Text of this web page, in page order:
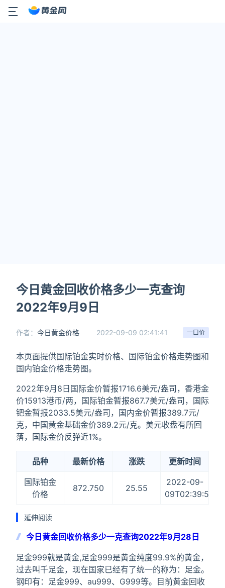
今日黄金回收价格多少一克查询
2022年9月9日
一口价
作者： 今日黄金价格 2022-09-09 02:41:41
本页面提供国际铂金实时价格、国际铂金价格走势图和
国内铂金价格走势图。
2022年9月8日国际金价暂报1716.6美元/盎司，香港金
价15913港币/两，国际铂金暂报867.7美元/盎司，国际
钯金暂报2033.5美元/盎司，国内金价暂报389.7元/
克，中国黄金基础金价389.2元/克。美元收盘有所回
落，国际金价反弹近1%。
品种 最新价格 涨跌 更新时间
国际铂金
价格
872.750 25.55
2022-09-
09T02:39:58
延伸阅读
今日黄金回收价格多少一克查询2022年9月28日
足金999就是黄金,足金999是黄金纯度99.9%的黄金，
过去叫千足金，现在国家已经有了统一的称为：足金。
钢印有：足金999、au999、G999等。目前黄金回收